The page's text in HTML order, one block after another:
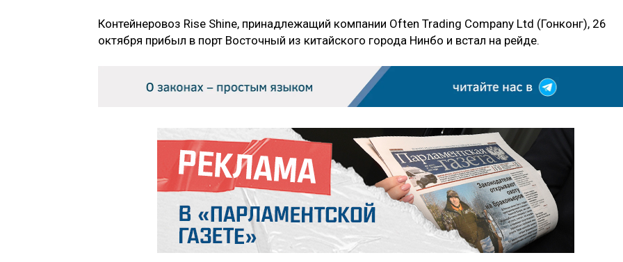
Контейнеровоз Rise Shine, принадлежащий компании Often Trading Company Ltd (Гонконг), 26
октября прибыл в порт Восточный из китайского города Нинбо и встал на рейде.